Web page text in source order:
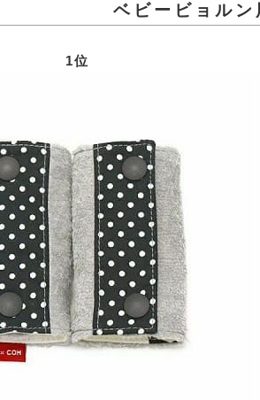
ベビービョルン
1位